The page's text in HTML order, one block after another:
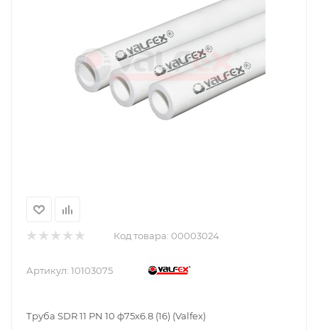
Код товара: 00003024
Артикул: 10103075
Труба SDR 11 PN 10 ф75х6.8 (16) (Valfex)